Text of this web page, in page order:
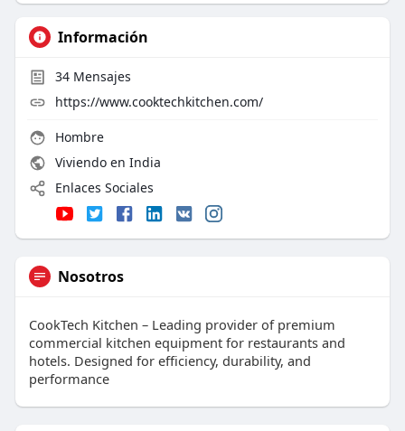
Información
34Mensajes
https://www.cooktechkitchen.com/
Hombre
Viviendo en India
Enlaces Sociales
Nosotros
CookTech Kitchen – Leading provider of premium
commercial kitchen equipment for restaurants and
hotels. Designed for efficiency, durability, and
performance